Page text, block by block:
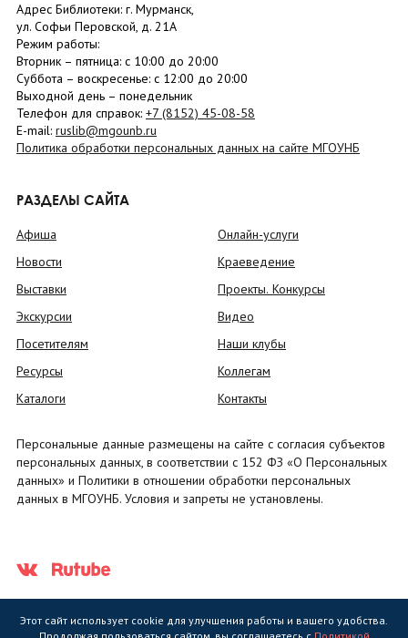
Адрес Библиотеки: г. Мурманск,
ул. Софьи Перовской, д. 21А
Режим работы:
Вторник – пятница: с 10:00 до 20:00
Суббота – воскресенье: c 12:00 до 20:00
Выходной день – понедельник
Телефон для справок: +7 (8152) 45-08-58
E-mail: ruslib@mgounb.ru
Политика обработки персональных данных на сайте МГОУНБ
РАЗДЕЛЫ САЙТА
Афиша
Новости
Выставки
Экскурсии
Посетителям
Ресурсы
Каталоги
Онлайн-услуги
Краеведение
Проекты. Конкурсы
Видео
Наши клубы
Коллегам
Контакты
Персональные данные размещены на сайте с согласия субъектов
персональных данных, в соответствии с 152 ФЗ «О Персональных
данных» и Политики в отношении обработки персональных
данных в МГОУНБ. Условия и запреты не установлены.
Этот сайт использует cookie для улучшения работы и вашего удобства.